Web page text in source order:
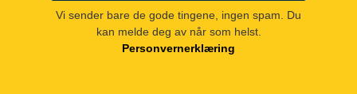
Vi sender bare de gode tingene, ingen spam. Du
kan melde deg av når som helst.
Personvernerklæring